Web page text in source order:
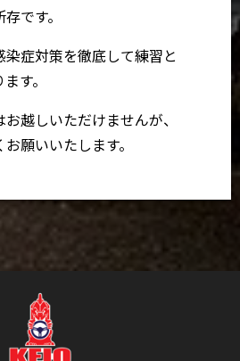
です。
染症対策を徹底して練習と
す。
越しいただけませんが、
願いいたします。